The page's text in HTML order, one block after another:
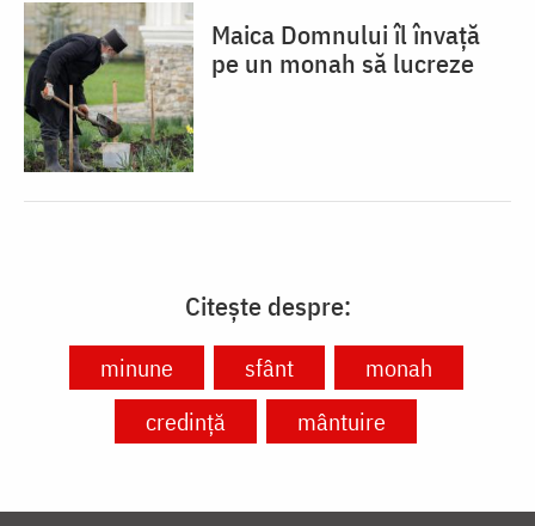
Maica Domnului îl învață
pe un monah să lucreze
Citește despre:
minune sfânt
monah
credință
mântuire